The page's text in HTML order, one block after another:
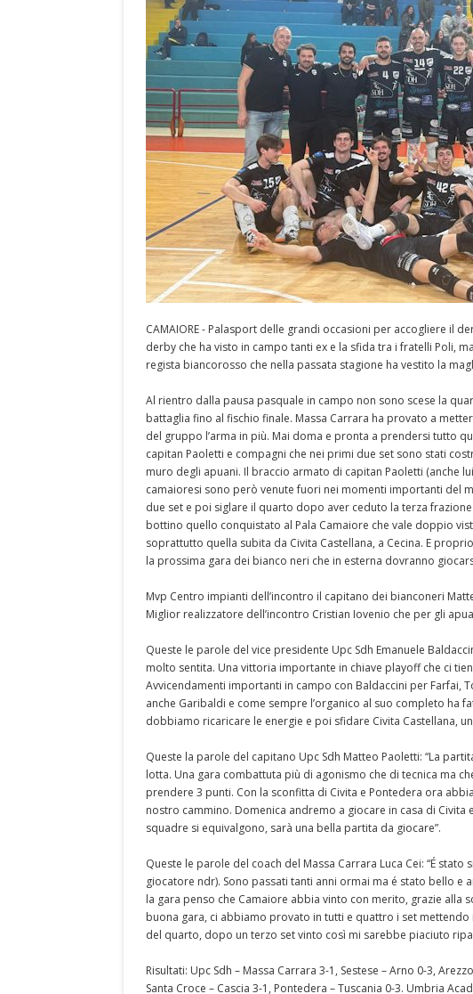
CAMAIORE - Palasport delle grandi occasioni per accogliere il
derby che ha visto in campo tanti ex e la sfida tra i fratelli Poli,
regista biancorosso che nella passata stagione ha vestito la
Al rientro dalla pausa pasquale in campo non sono scese la
battaglia fino al fischio finale. Massa Carrara ha provato a
del gruppo l’arma in più. Mai doma e pronta a prendersi tutto
capitan Paoletti e compagni che nei primi due set sono stati
muro degli apuani. Il braccio armato di capitan Paoletti (anche
camaioresi sono però venute fuori nei momenti importanti del
due set e poi siglare il quarto dopo aver ceduto la terza
bottino quello conquistato al Pala Camaiore che vale doppio
soprattutto quella subita da Civita Castellana, a Cecina. E
la prossima gara dei bianco neri che in esterna dovranno
Mvp Centro impianti dell’incontro il capitano dei bianconeri
Miglior realizzatore dell’incontro Cristian Iovenio che per gli
Queste le parole del vice presidente Upc Sdh Emanuele
molto sentita. Una vittoria importante in chiave playoff che ci
Avvicendamenti importanti in campo con Baldaccini per Farfai,
anche Garibaldi e come sempre l’organico al suo completo ha
dobbiamo ricaricare le energie e poi sfidare Civita Castellana,
Queste la parole del capitano Upc Sdh Matteo Paoletti: “La
lotta. Una gara combattuta più di agonismo che di tecnica ma
prendere 3 punti. Con la sconfitta di Civita e Pontedera ora
nostro cammino. Domenica andremo a giocare in casa di
squadre si equivalgono, sarà una bella partita da giocare”.
Queste le parole del coach del Massa Carrara Luca Cei: “É
giocatore ndr). Sono passati tanti anni ormai ma é stato bello e
la gara penso che Camaiore abbia vinto con merito, grazie alla
buona gara, ci abbiamo provato in tutti e quattro i set
del quarto, dopo un terzo set vinto così mi sarebbe piaciuto
Risultati: Upc Sdh – Massa Carrara 3-1, Sestese – Arno 0-3,
Santa Croce – Cascia 3-1, Pontedera – Tuscania 0-3. Umbria